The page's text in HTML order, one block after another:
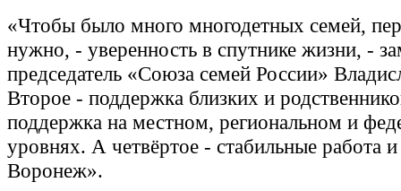
«Чтобы было много многодетных семей,
нужно, - уверенность в спутнике жизни, -
председатель «Союза семей России»
Второе - поддержка близких и
поддержка на местном, региональном и
уровнях. А четвёртое - стабильные работа
Воронеж».